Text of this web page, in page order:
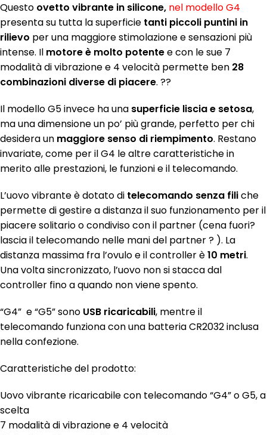
Questo ovetto vibrante in silicone, nel modello G4
presenta su tutta la superficie tanti piccoli puntini in
rilievo per una maggiore stimolazione e sensazioni più
intense. Il motore è molto potentee con le sue 7
modalità di vibrazione e 4 velocità permette ben 28
combinazioni diverse di piacere. ??
Il modello G5 invece ha una superficie liscia e setosa,
ma una dimensione un po’ più grande, perfetto per chi
desidera un maggiore senso di riempimento. Restano
invariate, come per il G4 le altre caratteristiche in
merito alle prestazioni, le funzioni e il telecomando.
L’uovo vibrante è dotato di telecomando senza filiche
permette di gestire a distanza il suo funzionamento per il
piacere solitario o condiviso con il partner (cena fuori?
lascia il telecomando nelle mani del partner ? ). La
distanza massima fra l’ovulo e il controller è10 metri.
Una volta sincronizzato, l’uovo non si stacca dal
controller fino a quando non viene spento.
“G4” e “G5” sono USB ricaricabili, mentre il
telecomando funziona con una batteria CR2032 inclusa
nella confezione.
Caratteristiche del prodotto:
Uovo vibrante ricaricabile con telecomando “G4” o G5, a
scelta
7 modalità di vibrazione e 4 velocità